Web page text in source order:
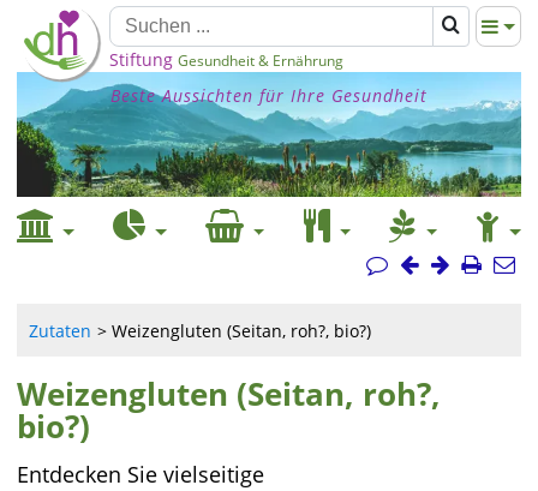
Stiftung Gesundheit & Ernährung
Beste Aussichten für Ihre Gesundheit
Zutaten Weizengluten (Seitan, roh?, bio?)
Weizengluten (Seitan, roh?,
bio?)
Entdecken Sie vielseitige